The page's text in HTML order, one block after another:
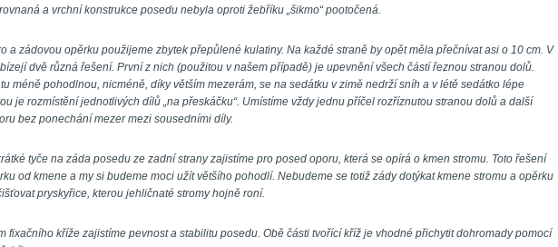
a vrchní konstrukce posedu nebyla oproti žebříku „šikmo“ pootočená.
a zádovou opěrku použijeme zbytek přepůlené kulatiny. Na každé straně by opět měla přečnívat asi o 10 cm. V
dvě různá řešení. První z nich (použitou v našem případě) je upevnění všech částí řeznou stranou dolů.
méně pohodlnou, nicméně, díky větším mezerám, se na sedátku v zimě nedrží sníh a v létě sedátko lépe
je rozmístění jednotlivých dílů „na přeskáčku“. Umístíme vždy jednu příčel rozříznutou stranou dolů a další
bez ponechání mezer mezi sousedními díly.
tyče na záda posedu ze zadní strany zajistíme pro posed oporu, která se opírá o kmen stromu. Toto řešení
od kmene a my si budeme moci užít většího pohodlí. Nebudeme se totiž zády dotýkat kmene stromu a opěrku
pryskyřice, kterou jehličnaté stromy hojně roní.
fixačního kříže zajistíme pevnost a stabilitu posedu. Obě části tvořící kříž je vhodné přichytit dohromady pomocí